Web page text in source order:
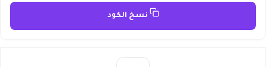
نسخ الكود